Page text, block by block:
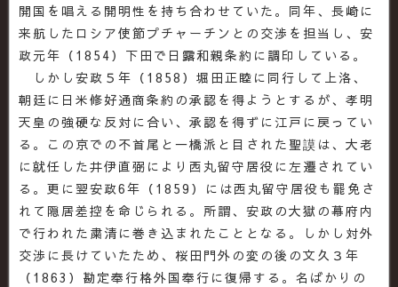
開国を唱える開明性を持ち合わせていた。同年、長崎に
来航したロシア使節プチャーチンとの交渉を担当し、安
政元年（1854）下田で日露和親条約に調印している。
しかし安政５年（1858）堀田正睦に同行して上洛、
朝廷に日米修好通商条約の承認を得ようとするが、孝明
天皇の強硬な反対に合い、承認を得ずに江戸に戻ってい
る。この京での不首尾と一橋派と目された聖謨は、大老
に就任した井伊直弼により西丸留守居役に左遷されてい
る。更に翌安政6年（1859）には西丸留守居役も罷免さ
れて隠居差控を命じられる。所謂、安政の大獄の幕府内
で行われた粛清に巻き込まれたこととなる。しかし対外
交渉に長けていたため、桜田門外の変の後の文久３年
（1863）勘定奉行格外国奉行に復帰する。名ばかりの